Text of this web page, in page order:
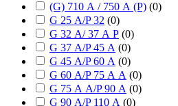
(G) 710 А / 750 А (P) (0)
G 25 А/P 32 (0)
G 32 А/ 37 А P (0)
G 37 А/P 45 А (0)
G 45 А/P 60 А (0)
G 60 А/P 75 А А (0)
G 75 А А/P 90 А (0)
G 90 А/P 110 А (0)